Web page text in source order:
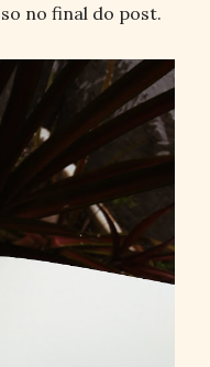
no final do post.